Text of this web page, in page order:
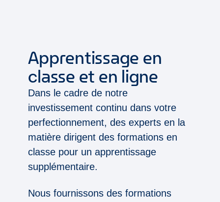
Apprentissage en
classe et en ligne
Dans le cadre de notre
investissement continu dans votre
perfectionnement, des experts en la
matière dirigent des formations en
classe pour un apprentissage
supplémentaire.
Nous fournissons des formations